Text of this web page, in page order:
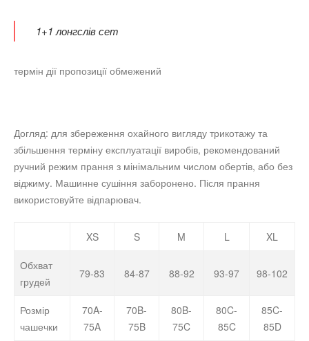
1+1 лонгслів сет
термін дії пропозиції обмежений
Догляд: для збереження охайного вигляду трикотажу та
збільшення терміну експлуатації виробів, рекомендований
ручний режим прання з мінімальним числом обертів, або без
віджиму. Машинне сушіння заборонено. Після прання
використовуйте відпарювач.
XS S M L XL
Обхват
грудей
79-83 84-87 88-92 93-97 98-102
Розмір
чашечки
70A-
75A
70B-
75B
80B-
75C
80C-
85C
85C-
85D